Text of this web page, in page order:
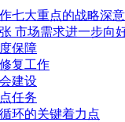
七大重点的战略深意
市场需求进一步向
保障
复工作
建设
任务
环的关键着力点